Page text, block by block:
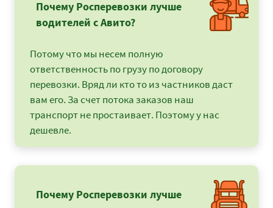
Почему Росперевозки лучше
водителей с Авито?
Потому что мы несем полную
ответственность по грузу по договору
перевозки. Вряд ли кто то из частников даст
вам его. За счет потока заказов наш
транспорт не простаивает. Поэтому у нас
дешевле.
Почему Росперевозки лучше